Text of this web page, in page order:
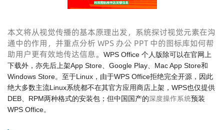
本文将从视觉传播的基本原理出发，系统探讨视觉元素在沟
通中的作用，并重点分析 WPS 办公 PPT 中的图标库如何帮
助用户更有效地传达信息。
WPS Office 个人版除可以在官网上
下载外，亦先后上架App Store、Google Play、Mac App Store和
Windows Store。至于Linux，由于WPS Office拒绝完全开源，因此
绝大多数主流Linux系统都不在其官方应用商店上架，WPS也仅提供
DEB、RPM两种格式的安装包；但中国国产的深度操作系统预装
WPS Office。